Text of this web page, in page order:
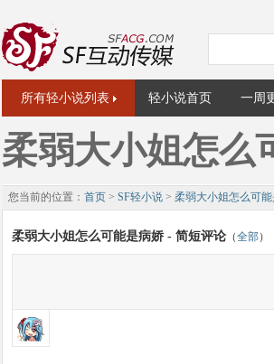
所有轻小说列表 轻小说首页 一周
柔弱大小姐怎么
您当前的位置： 首页 > SF轻小说 > 柔弱大小姐怎么可
柔弱大小姐怎么可能是病娇 - 简短评论 （全部）